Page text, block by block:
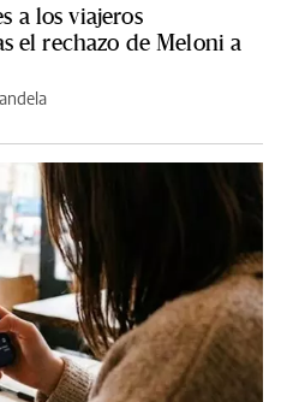
a los viajeros
el rechazo de Meloni a